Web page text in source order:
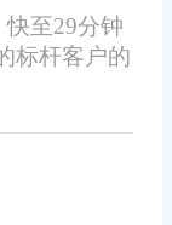
高服务
依
的数
至29分钟
标杆客户的